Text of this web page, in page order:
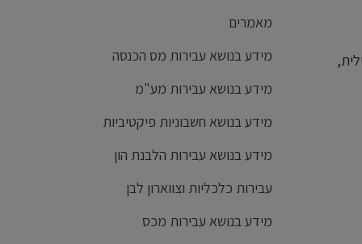
מאמרים
מידע בנושא עבירות מס הכנסה
מידע בנושא עבירות מע"מ
מידע בנושא חשבוניות פיקטיביות
מידע בנושא עבירות הלבנת הון
עבירות כלכליות וצווארון לבן
מידע בנושא עבירות מכס